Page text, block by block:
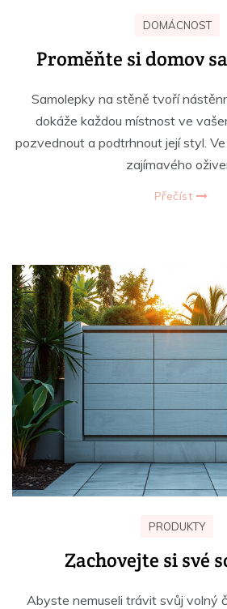
DOMÁCNOST
Proměňte si domov
Samolepky na stěně tvoří
dokáže každou místnost ve
pozvednout a podtrhnout její styl.
zajímavého
Přečíst
PRODUKTY
Zachovejte si své
Abyste nemuseli trávit svůj volný